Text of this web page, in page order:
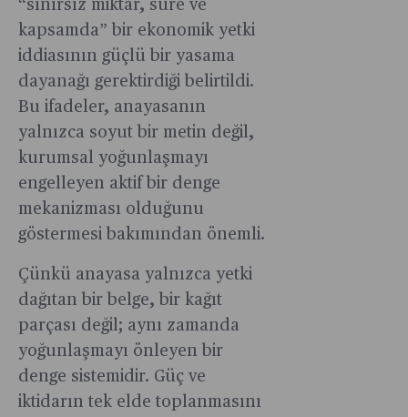
“sınırsız miktar, süre ve
kapsamda” bir ekonomik yetki
iddiasının güçlü bir yasama
dayanağı gerektirdiği belirtildi.
Bu ifadeler, anayasanın
yalnızca soyut bir metin değil,
kurumsal yoğunlaşmayı
engelleyen aktif bir denge
mekanizması olduğunu
göstermesi bakımından önemli.
Çünkü anayasa yalnızca yetki
dağıtan bir belge, bir kağıt
parçası değil; aynı zamanda
yoğunlaşmayı önleyen bir
denge sistemidir. Güç ve
iktidarın tek elde toplanmasını